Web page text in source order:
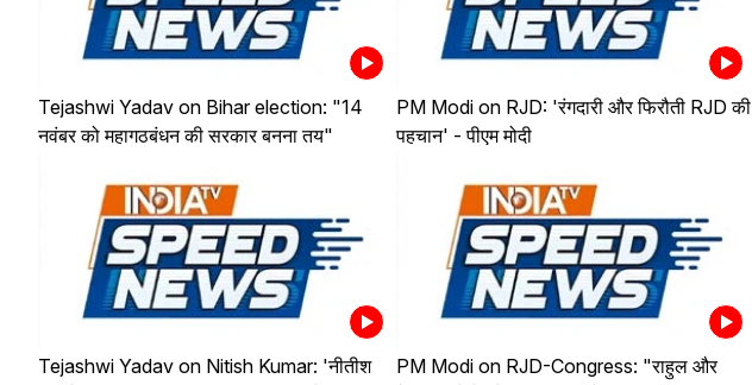
Tejashwi Yadav on Bihar election: "14
नवंबर को महागठबंधन की सरकार बनना तय"
PM Modi on RJD: 'रंगदारी और फिरौती RJD की
पहचान' - पीएम मोदी
Tejashwi Yadav on Nitish Kumar: 'नीतीश
PM Modi on RJD-Congress: "राहुल और